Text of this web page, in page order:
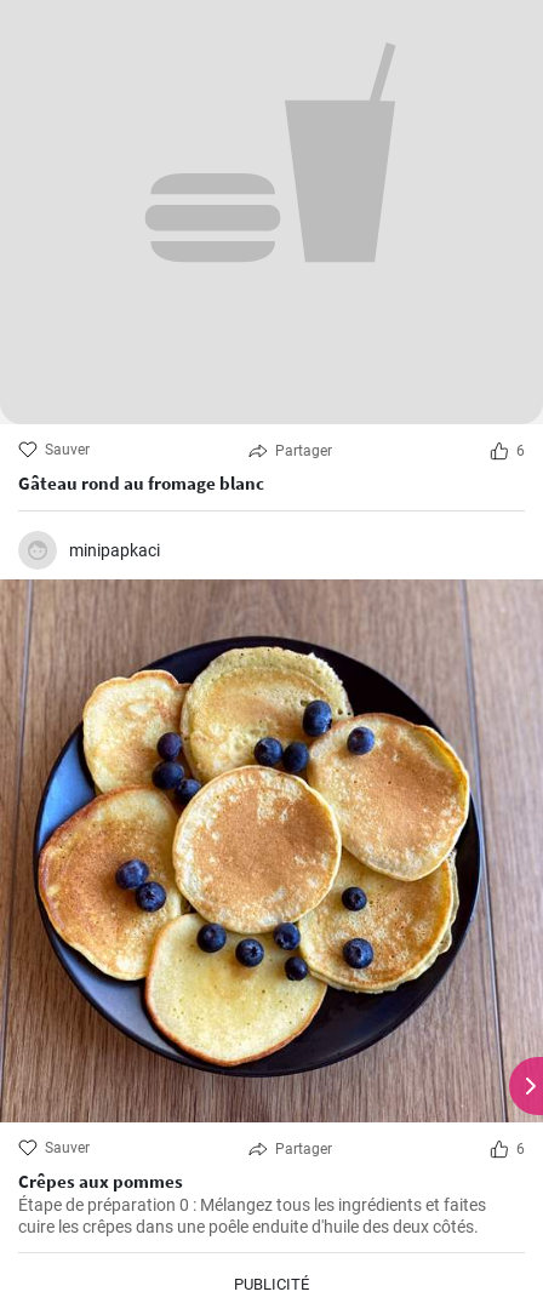
Sauver Partager 6
Gâteau rond au fromage blanc
minipapkaci
Sauver Partager 6
Crêpes aux pommes
Étape de préparation 0 : Mélangez tous les ingrédients et faites
cuire les crêpes dans une poêle enduite d'huile des deux côtés.
PUBLICITÉ